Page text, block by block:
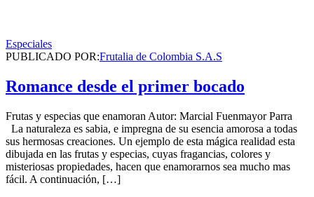
Especiales
PUBLICADO POR:Frutalia de Colombia S.A.S
Romance desde el primer bocado
Frutas y especias que enamoran Autor: Marcial Fuenmayor Parra
La naturaleza es sabia, e impregna de su esencia amorosa a todas
sus hermosas creaciones. Un ejemplo de esta mágica realidad esta
dibujada en las frutas y especias, cuyas fragancias, colores y
misteriosas propiedades, hacen que enamorarnos sea mucho mas
fácil. A continuación, […]